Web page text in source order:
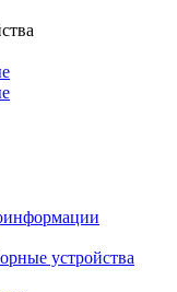
устройства